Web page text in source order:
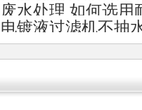
废水处理 如何选用
电镀液过滤机不抽